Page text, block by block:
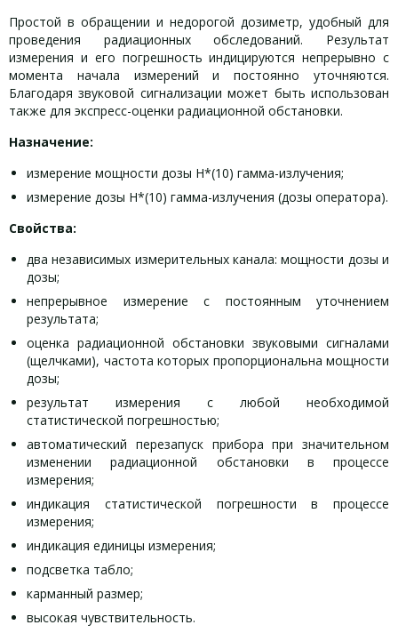
Простой в обращении и недорогой дозиметр, удобный для
проведения радиационных обследований. Результат
измерения и его погрешность индицируются непрерывно с
момента начала измерений и постоянно уточняются.
Благодаря звуковой сигнализации может быть использован
также для экспресс-оценки радиационной обстановки.
Назначение:
измерение мощности дозы Н*(10) гамма-излучения;
измерение дозы Н*(10) гамма-излучения (дозы оператора).
Свойства:
два независимых измерительных канала: мощности дозы и
дозы;
непрерывное измерение с постоянным уточнением
результата;
оценка радиационной обстановки звуковыми сигналами
(щелчками), частота которых пропорциональна мощности
дозы;
результат измерения с любой необходимой
статистической погрешностью;
автоматический перезапуск прибора при значительном
изменении радиационной обстановки в процессе
измерения;
индикация статистической погрешности в процессе
измерения;
индикация единицы измерения;
подсветка табло;
карманный размер;
высокая чувствительность.